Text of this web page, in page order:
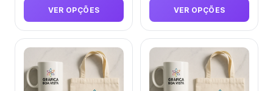
VER OPÇÕES
página
do
produto
VER OPÇÕES
página
do
produto
Este
produto
tem
Este
produto
tem